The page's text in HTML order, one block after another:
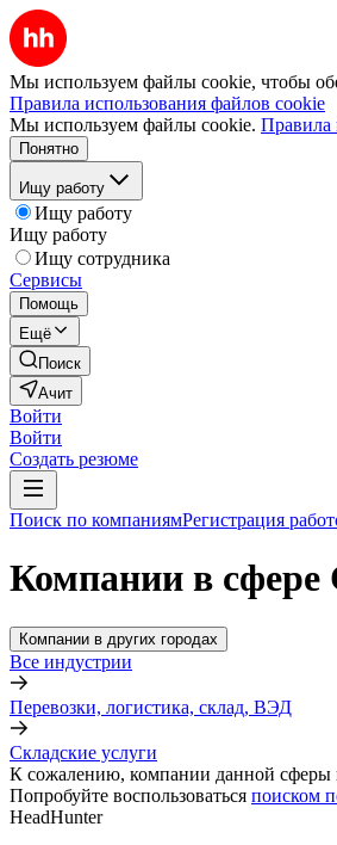
Мы используем файлы cookie, чтобы
Правила использования файлов cookie
Мы используем файлы cookie. Правила
Понятно
Ищу работу
Ищу работу
Ищу работу
Ищу сотрудника
Сервисы
Помощь
Ещё
Поиск
Ачит
Войти
Войти
Создать резюме
Поиск по компаниямРегистрация
Компании в сфере
Компании в других городах
Все индустрии
Перевозки, логистика, склад, ВЭД
Складские услуги
К сожалению, компании данной сферы
Попробуйте воспользоваться поиском
HeadHunter